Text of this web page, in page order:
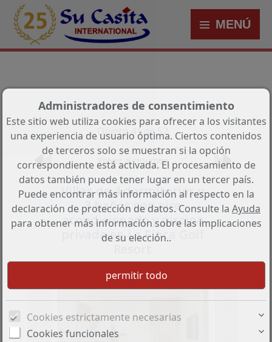
MENÚ
Objeto 41 de 52
Volver al resumen
Villas de 4 dormitorios y
3 baños con aire
acondicionado y piscina
privada en La Finca Golf
Administradores de consentimiento
Este sitio web utiliza cookies para ofrecer a los visitantes
una experiencia de usuario óptima. Ciertos contenidos
de terceros solo se muestran si la opción
correspondiente está activada. El procesamiento de
datos también puede tener lugar en un tercer país.
Puede encontrar más información al respecto en la
declaración de protección de datos. Consulte la Ayuda
para obtener más información sobre las implicaciones
de su elección..
Cookies estrictamente necesarias
Cookies funcionales